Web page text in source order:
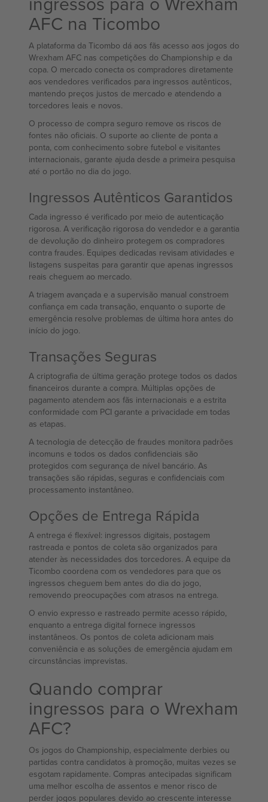
AFC na Ticombo
A plataforma da Ticombo dá aos fãs acesso aos jogos do
Wrexham AFC nas competições do Championship e da
copa. O mercado conecta os compradores diretamente
aos vendedores verificados para ingressos autênticos,
mantendo preços justos de mercado e atendendo a
torcedores leais e novos.
O processo de compra seguro remove os riscos de
fontes não oficiais. O suporte ao cliente de ponta a
ponta, com conhecimento sobre futebol e visitantes
internacionais, garante ajuda desde a primeira pesquisa
até o portão no dia do jogo.
Ingressos Autênticos Garantidos
Cada ingresso é verificado por meio de autenticação
rigorosa. A verificação rigorosa do vendedor e a garantia
de devolução do dinheiro protegem os compradores
contra fraudes. Equipes dedicadas revisam atividades e
listagens suspeitas para garantir que apenas ingressos
reais cheguem ao mercado.
A triagem avançada e a supervisão manual constroem
confiança em cada transação, enquanto o suporte de
emergência resolve problemas de última hora antes do
início do jogo.
Transações Seguras
A criptografia de última geração protege todos os dados
financeiros durante a compra. Múltiplas opções de
pagamento atendem aos fãs internacionais e a estrita
conformidade com PCI garante a privacidade em todas
as etapas.
A tecnologia de detecção de fraudes monitora padrões
incomuns e todos os dados confidenciais são
protegidos com segurança de nível bancário. As
transações são rápidas, seguras e confidenciais com
processamento instantâneo.
Opções de Entrega Rápida
A entrega é flexível: ingressos digitais, postagem
rastreada e pontos de coleta são organizados para
atender às necessidades dos torcedores. A equipe da
Ticombo coordena com os vendedores para que os
ingressos cheguem bem antes do dia do jogo,
removendo preocupações com atrasos na entrega.
O envio expresso e rastreado permite acesso rápido,
enquanto a entrega digital fornece ingressos
instantâneos. Os pontos de coleta adicionam mais
conveniência e as soluções de emergência ajudam em
circunstâncias imprevistas.
Quando comprar
ingressos para o Wrexham
AFC?
Os jogos do Championship, especialmente derbies ou
partidas contra candidatos à promoção, muitas vezes se
esgotam rapidamente. Compras antecipadas significam
uma melhor escolha de assentos e menor risco de
perder jogos populares devido ao crescente interesse